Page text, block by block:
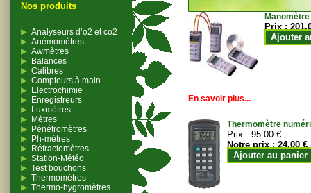
Nos produits
Analyseurs d’o2 et co2
Anémomètres
Awmètres
Balances
Calibres
Compteurs à main
Electrochimie
Enregistreurs
Luxmètres
Mètres
Pénétromètres
Ph-mètres
Réfractomètres
Station-Météo
Test bouchons
Thermomètres
Thermo-hygromètres
Prix :
Ajouter
En savoir plus...
Thermomètre
Prix :95.00 €
Notre prix :24.00 €
Ajouter au panier